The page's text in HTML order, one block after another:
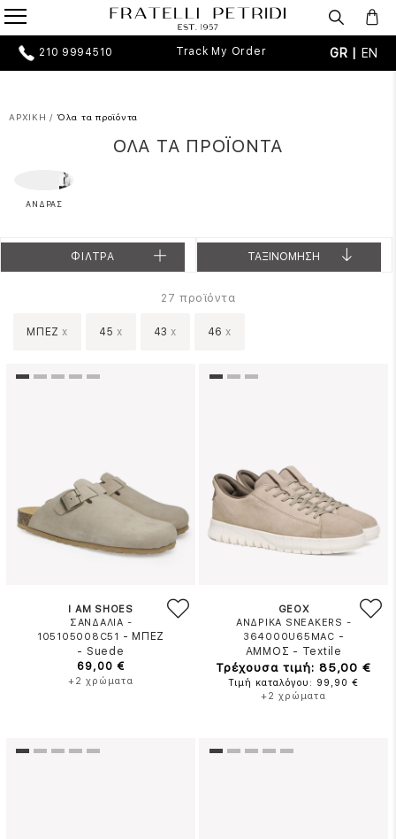
210 9994510 Track My Order GR | EN
ΑΡΧΙΚΗ / Όλα τα προϊόντα
ΟΛΑ ΤΑ ΠΡΟΪΟΝΤΑ
ΑΝΔΡΑΣ
ΦΙΛΤΡΑ ΤΑΞΙΝΟΜΗΣΗ
27 προϊόντα
ΜΠΕΖ x 45 x 43 x 46 x
I AM SHOES
ΣΑΝΔΑΛΙΑ -
105105008C51 -ΜΠΕΖ
- Suede
69,00 €
+2 χρώματα
GEOX
ΑΝΔΡΙΚΑ SNEAKERS -
364000U65MAC -
ΑΜΜΟΣ - Textile
Τρέχουσα τιμή: 85,00 €
Τιμή καταλόγου: 99,90 €
+2 χρώματα